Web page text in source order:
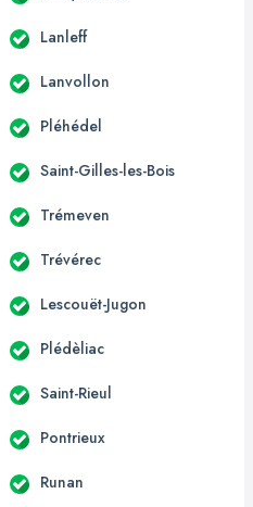
Lanleff
Lanvollon
Pléhédel
Saint-Gilles-les-Bois
Trémeven
Trévérec
Lescouët-Jugon
Plédèliac
Saint-Rieul
Pontrieux
Runan